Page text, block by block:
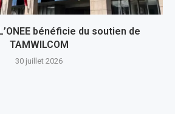
bénéficie du soutien de
TAMWILCOM
30 juillet 2026